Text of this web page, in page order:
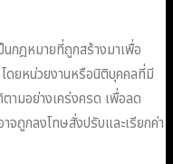
กฎหมายที่ถูกสร้างมาเพื่อ
ดยหน่วยงานหรือนิติบุคคลที่มี
ามอย่างเคร่งครด เพื่อลด
จถูกลงโทษสั่งปรับและเรียกค่า